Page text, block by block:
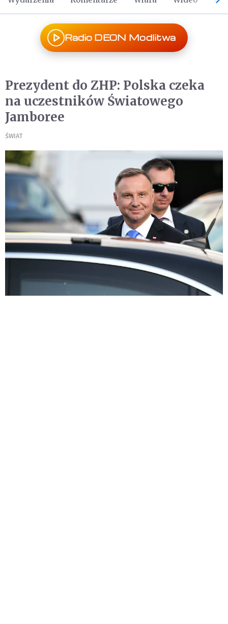
Radio DEON Modlitwa
Prezydent do ZHP: Polska czeka
na uczestników Światowego
Jamboree
ŚWIAT